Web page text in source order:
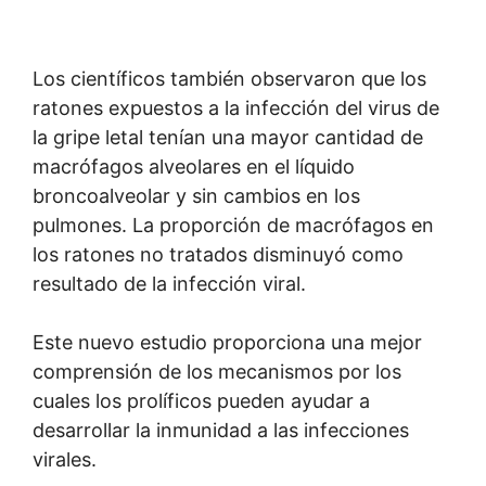
Los científicos también observaron que los
ratones expuestos a la infección del virus de
la gripe letal tenían una mayor cantidad de
macrófagos alveolares en el líquido
broncoalveolar y sin cambios en los
pulmones. La proporción de macrófagos en
los ratones no tratados disminuyó como
resultado de la infección viral.
Este nuevo estudio proporciona una mejor
comprensión de los mecanismos por los
cuales los prolíficos pueden ayudar a
desarrollar la inmunidad a las infecciones
virales.